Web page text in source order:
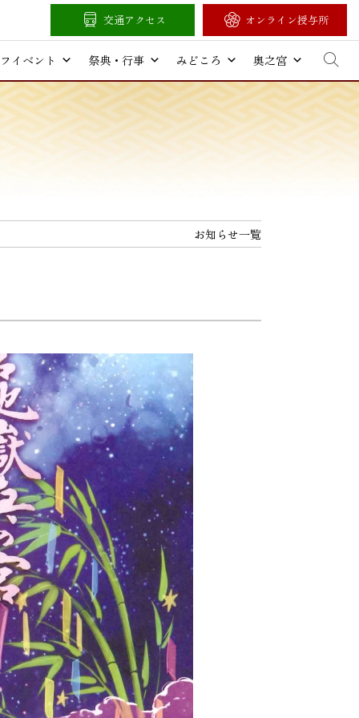
イベント 祭典・行事 みどころ 奥之宮
交通アクセス オンライン授与所
お知らせ一覧